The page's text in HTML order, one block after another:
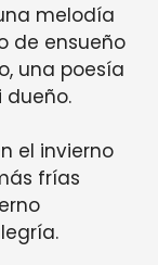
melodía
de ensueño
una poesía
dueño.
el invierno
frías